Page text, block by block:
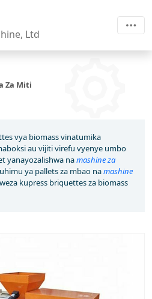
Ltd
Za Miti
vya biomass vinatumika
au vijiti virefu vyenye umbo
yanayozalishwa namashine za
ya pallets za mbao namashine
kupress briquettes za biomass